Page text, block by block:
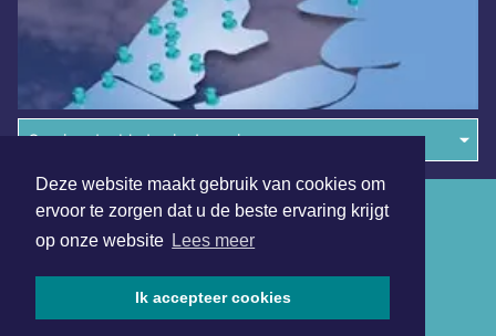
Deze website maakt gebruik van cookies om
ervoor te zorgen dat u de beste ervaring krijgt
op onze website Lees meer
Ik accepteer cookies
Overige dagbladen in de regio
Algemene voorwaarden
Disclaimer